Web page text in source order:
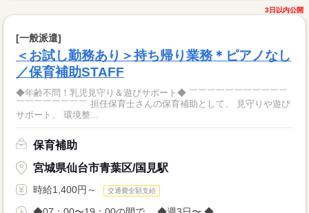
3日以内公開
[一般派遣]
＜お試し勤務あり＞持ち帰り業務＊ピアノなし
／保育補助STAFF
◆年齢不問！乳児見守り＆遊びサポート◆ ￣￣￣￣￣￣￣￣￣￣￣
￣￣￣￣￣￣￣￣ 担任保育士さんの保育補助として、 見守りや遊び
サポート、 環境整...
保育補助
宮城県仙台市青葉区/国見駅
時給1,400円～ 交通費全額支給